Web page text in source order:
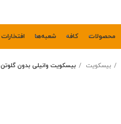
محصولات کافه شعبه‌ها افتخارات
بیسکویت بیسکویت وانیلی بدون گلوتن